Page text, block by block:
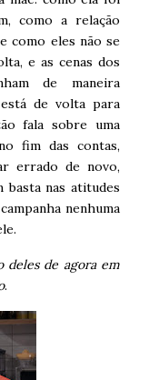
como a relação
como eles não se
e as cenas dos
de maneira
de volta para
fala sobre uma
fim das contas,
errado de novo,
basta nas atitudes
nenhuma
deles de agora em
.